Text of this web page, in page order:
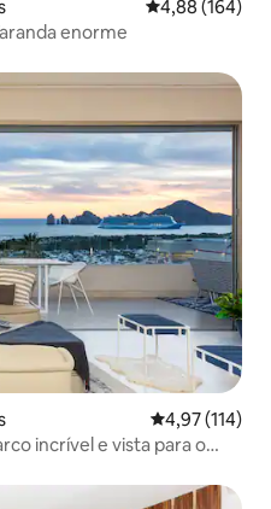
4,88 de uma
4,88 (164)
enorme
4,97 de uma
4,97 (114)
incrível e vista para o